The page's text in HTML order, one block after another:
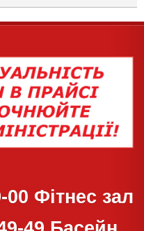
00 Фітнес зал